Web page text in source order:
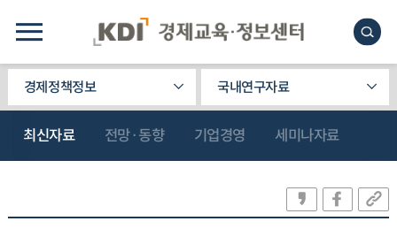
경제정책정보 국내연구자료
최신자료 전망·동향 기업경영 세미나자료